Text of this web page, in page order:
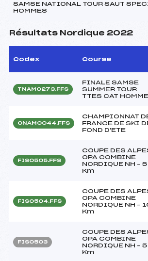
SAMSE NATIONAL TOUR SAUT
HOMMES
Résultats Nordique 2022
Codex Course
TNAM0273.FFS
FINALE SAMSE
SUMMER TOUR
TTES CAT
ONAM0044.FFS
CHAMPIONNAT
FRANCE DE SKI
FOND D'ETE
FIS0505.FFS
COUPE DES
OPA COMBINE
NORDIQUE NH – 5
Km
FIS0504.FFS
COUPE DES
OPA COMBINE
NORDIQUE NH –
Km
FIS0503
COUPE DES
OPA COMBINE
NORDIQUE NH – 5
Km